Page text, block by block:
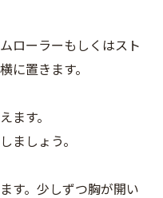
ローラーもしくはスト
に置きます。
ます。
ましょう。
す。少しずつ胸が開い